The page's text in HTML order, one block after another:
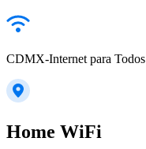
CDMX-Internet para Todos
Home WiFi